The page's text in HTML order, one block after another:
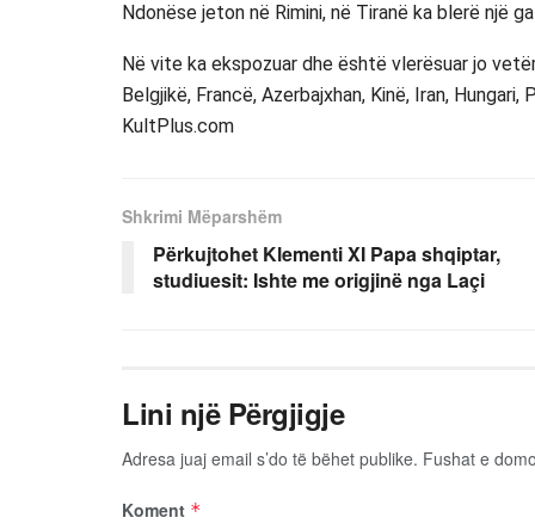
Ndonëse jeton në Rimini, në Tiranë ka blerë një
Në vite ka ekspozuar dhe është vlerësuar jo
Belgjikë, Francë, Azerbajxhan, Kinë, Iran,
KultPlus.com
Shkrimi Mëparshëm
Përkujtohet Klementi XI Papa shqiptar,
studiuesit: Ishte me origjinë nga Laçi
Lini një Përgjigje
Adresa juaj email s’do të bëhet publike. Fushat e
Koment *